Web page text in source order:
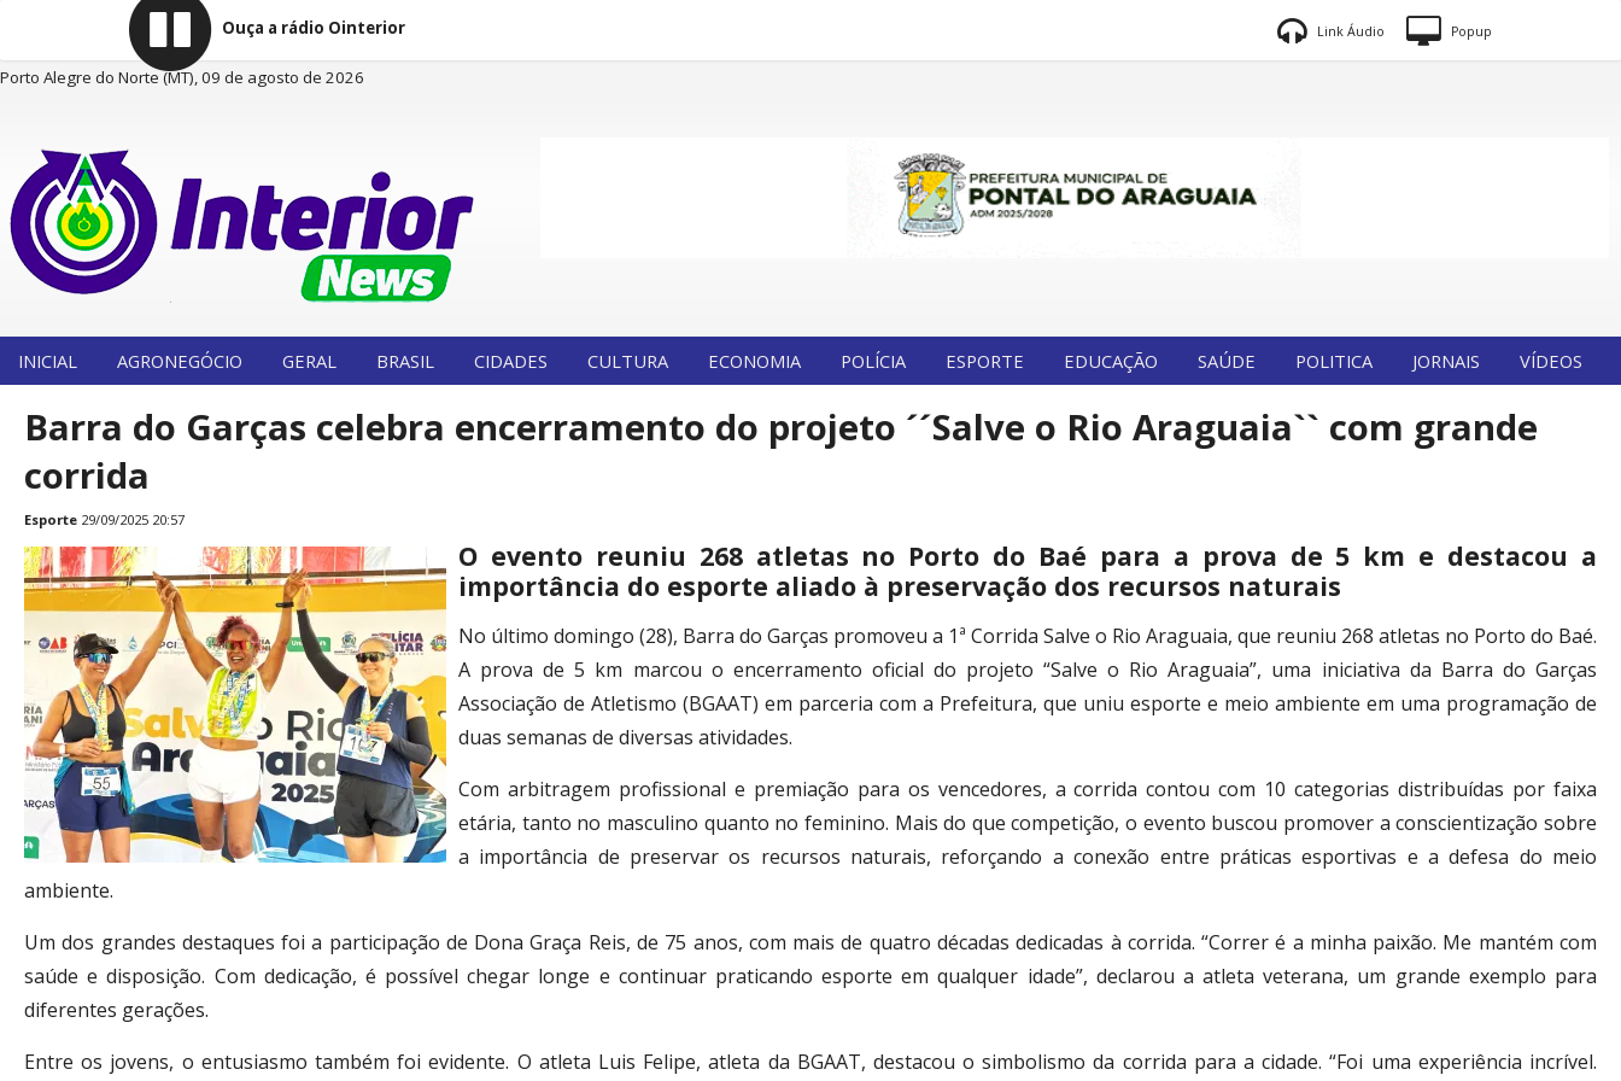
Ouça a rádio Ointerior Link Áudio Popup